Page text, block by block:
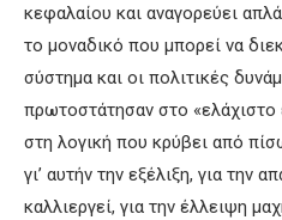
κεφαλαίου και αναγορεύει
το μοναδικό που μπορεί να
σύστημα και οι πολιτικές
πρωτοστάτησαν στο «ελάχιστο
στη λογική που κρύβει από
γι’ αυτήν την εξέλιξη, για την
καλλιεργεί, για την έλλειψη